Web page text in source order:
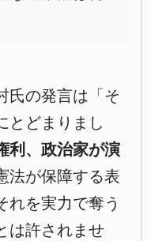
氏の発言は「そ
とどまりまし
利、政治家が演
法が保障する表
れを実力で奪う
は許されませ